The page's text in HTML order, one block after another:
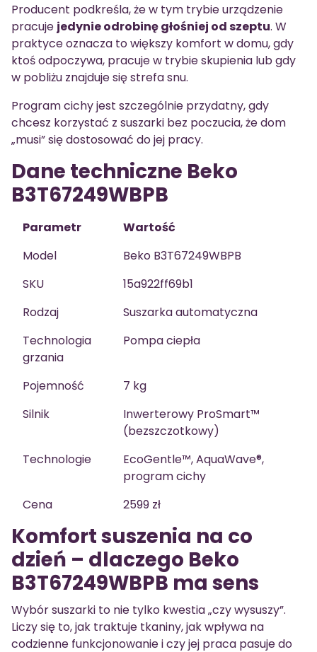
Producent podkreśla, że w tym trybie urządzenie
pracuje jedynie odrobinę głośniej od szeptu. W
praktyce oznacza to większy komfort w domu, gdy
ktoś odpoczywa, pracuje w trybie skupienia lub gdy
w pobliżu znajduje się strefa snu.
Program cichy jest szczególnie przydatny, gdy
chcesz korzystać z suszarki bez poczucia, że dom
„musi” się dostosować do jej pracy.
Dane techniczne Beko
B3T67249WBPB
Parametr
Wartość
Model
Beko B3T67249WBPB
SKU
15a922ff69b1
Rodzaj
Suszarka automatyczna
Technologia
grzania
Pompa ciepła
Pojemność
7 kg
Silnik
Inwerterowy ProSmart™
(bezszczotkowy)
Technologie
EcoGentle™, AquaWave®,
program cichy
Cena
2599 zł
Komfort suszenia na co
dzień – dlaczego Beko
B3T67249WBPB ma sens
Wybór suszarki to nie tylko kwestia „czy wysuszy”.
Liczy się to, jak traktuje tkaniny, jak wpływa na
codzienne funkcjonowanie i czy jej praca pasuje do